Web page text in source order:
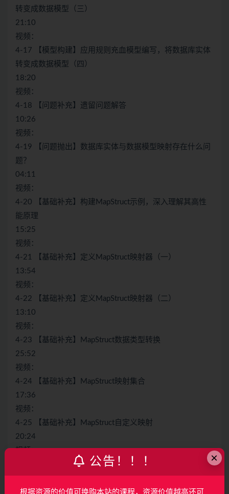
转变成数据模型（三）
21:10
视频：
4-17 【模型构建】应用规则充血模型编写，将数据库实体
转变成数据模型（四）
18:20
视频：
4-18 【问题补充】遗留问题解答
10:26
视频：
4-19 【问题抛出】数据库实体与数据模型映射存在什么问
题？
04:11
视频：
4-20 【基础补充】构建MapStruct示例，深入理解其高性
能原理
15:25
视频：
4-21 【基础补充】定义MapStruct映射器（一）
13:54
视频：
4-22 【基础补充】定义MapStruct映射器（二）
13:10
视频：
4-23 【基础补充】MapStruct数据类型转换
25:52
视频：
4-24 【基础补充】MapStruct映射集合
17:36
视频：
4-25 【基础补充】MapStruct自定义映射
20:24
视频：
4-26 【解决方案】Spring Boot集成MapStruct，完美解决
数据库与数据模型映射问题
10:39
×
公告！！！
根据资源的价值可换购本站的课程，资源价值越高还可